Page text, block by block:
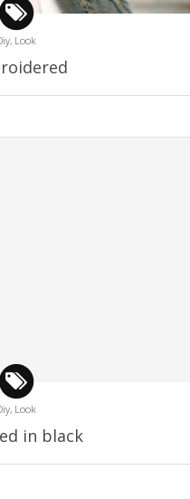
Look
Look
in black